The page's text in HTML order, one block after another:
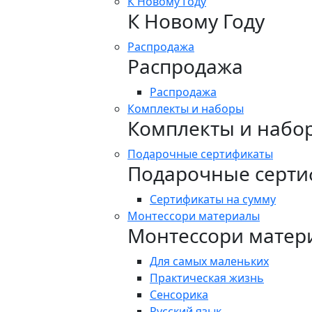
К Новому Году
Распродажа
Распродажа
Распродажа
Комплекты и наборы
Комплекты и
Подарочные сертификаты
Подарочные
Сертификаты на сумму
Монтессори материалы
Монтессори
Для самых маленьких
Практическая жизнь
Сенсорика